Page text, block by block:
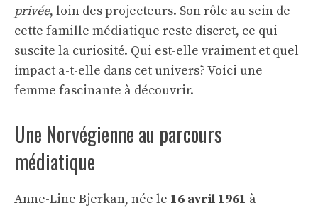
privée, loin des projecteurs. Son rôle au sein de
cette famille médiatique reste discret, ce qui
suscite la curiosité. Qui est-elle vraiment et quel
impact a-t-elle dans cet univers? Voici une
femme fascinante à découvrir.
Une Norvégienne au parcours
médiatique
Anne-Line Bjerkan, née le 16 avril 1961 à